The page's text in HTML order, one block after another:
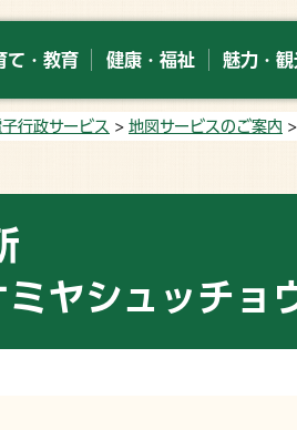
て・教育 健康・福祉 魅力・観
行政サービス > 地図サービスのご案内 >
ヤシュッチョ